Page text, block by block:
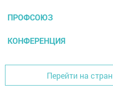
ПРОФСОЮЗ
КОНФЕРЕНЦИЯ
Перейти на